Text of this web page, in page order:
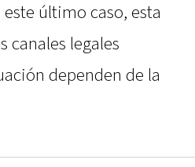
último caso, esta
canales legales
dependen de la